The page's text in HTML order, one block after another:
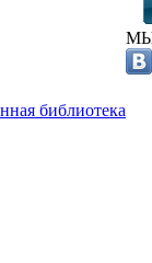
библиотека